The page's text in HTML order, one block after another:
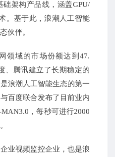
架构产品线，涵盖GPU/
。基于此，浪潮人工智能
伙伴。
领域的市场份额达到47.
、腾讯建立了长期稳定的
浪潮人工智能生态的第一
百度联合发布了目前业内
，每秒可进行2000
企业视频监控企业，也是浪